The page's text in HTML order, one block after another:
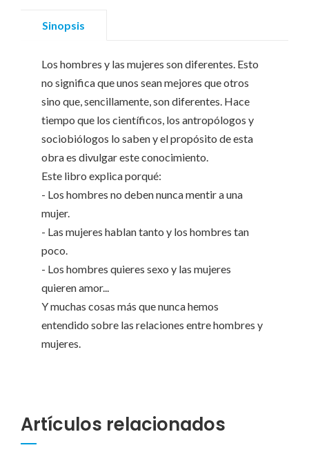
Sinopsis
Los hombres y las mujeres son diferentes. Esto
no significa que unos sean mejores que otros
sino que, sencillamente, son diferentes. Hace
tiempo que los científicos, los antropólogos y
sociobiólogos lo saben y el propósito de esta
obra es divulgar este conocimiento.
Este libro explica porqué:
- Los hombres no deben nunca mentir a una
mujer.
- Las mujeres hablan tanto y los hombres tan
poco.
- Los hombres quieres sexo y las mujeres
quieren amor...
Y muchas cosas más que nunca hemos
entendido sobre las relaciones entre hombres y
mujeres.
Artículos relacionados